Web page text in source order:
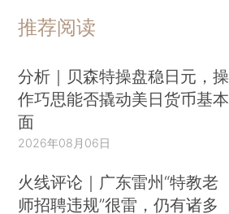
推荐阅读
分析｜贝森特操盘稳日元，操
作巧思能否撬动美日货币基本
面
2026年08月06日
火线评论｜广东雷州“特教老
师招聘违规”很雷，仍有诸多